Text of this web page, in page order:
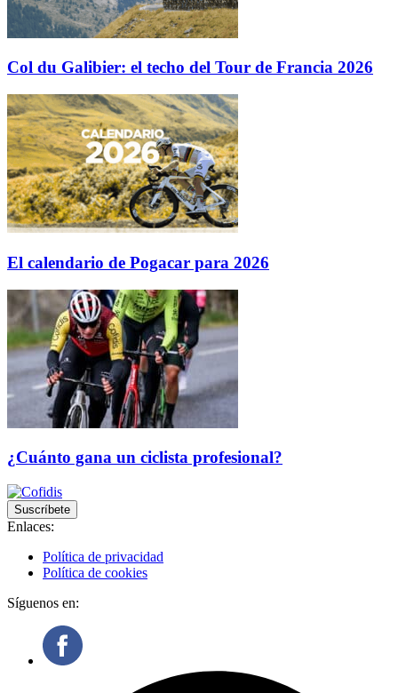
Col du Galibier: el techo del Tour de Francia 2026
El calendario de Pogacar para 2026
¿Cuánto gana un ciclista profesional?
Suscríbete
Enlaces:
Política de privacidad
Política de cookies
Síguenos en: